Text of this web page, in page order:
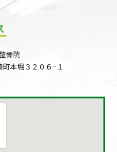
骨院
本堀３２０６−１